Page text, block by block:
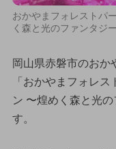
おかやまフォレストパ
く森と光のファンタジ
岡山県赤磐市のおか
「おかやまフォレ
ン 〜煌めく森と光
す。